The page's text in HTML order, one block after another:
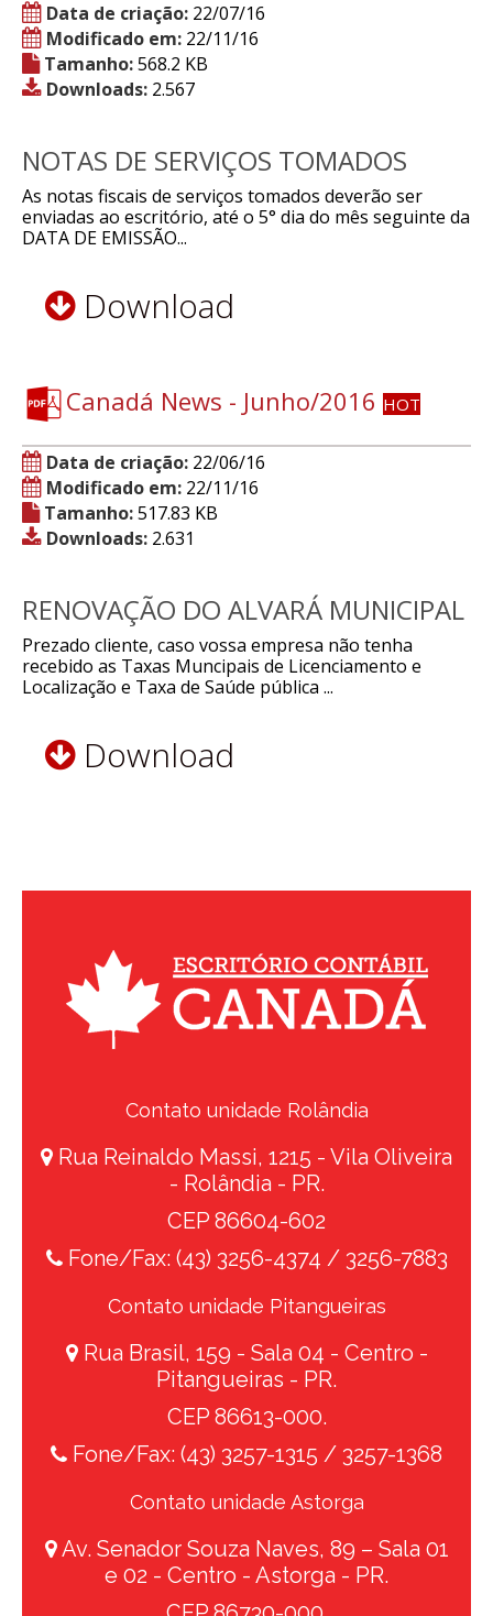
Data de criação: 22/07/16
Modificado em: 22/11/16
Tamanho:568.2 KB
Downloads: 2.567
NOTAS DE SERVIÇOS TOMADOS
As notas fiscais de serviços tomados deverão ser
enviadas ao escritório, até o 5° dia do mês seguinte da
DATA DE EMISSÃO...
Download
Canadá News - Junho/2016 HOT
Data de criação: 22/06/16
Modificado em: 22/11/16
Tamanho:517.83 KB
Downloads: 2.631
RENOVAÇÃO DO ALVARÁ MUNICIPAL
Prezado cliente, caso vossa empresa não tenha
recebido as Taxas Muncipais de Licenciamento e
Localização e Taxa de Saúde pública ...
Download
Contato unidade Rolândia
Rua Reinaldo Massi, 1215 - Vila Oliveira
- Rolândia - PR.
CEP 86604-602
Fone/Fax: (43) 3256-4374 / 3256-7883
Contato unidade Pitangueiras
Rua Brasil, 159 - Sala 04 - Centro -
Pitangueiras - PR.
CEP 86613-000.
Fone/Fax: (43) 3257-1315 / 3257-1368
Contato unidade Astorga
Av. Senador Souza Naves, 89 – Sala 01
e 02 - Centro - Astorga - PR.